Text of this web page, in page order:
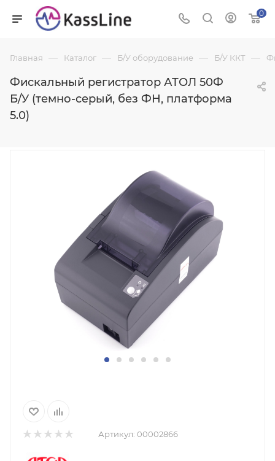
0
Главная — Каталог — Б/У оборудование — Б/У ККТ —
Фискальный регистратор АТОЛ 50Ф
Б/У (темно-серый, без ФН, платформа
5.0)
Артикул: 00002866